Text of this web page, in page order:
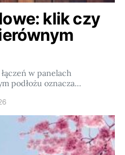
klik czy
w panelach
podłożu oznacza…